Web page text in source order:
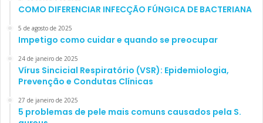
COMO DIFERENCIAR INFECÇÃO FÚNGICA DE BACTERIANA
5 de agosto de 2025
Impetigo como cuidar e quando se preocupar
24 de janeiro de 2025
Vírus Sincicial Respiratório (VSR): Epidemiologia,
Prevenção e Condutas Clínicas
27 de janeiro de 2025
5 problemas de pele mais comuns causados pela S.